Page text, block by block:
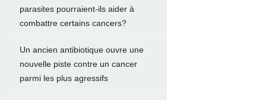
parasites pourraient-ils aider à
combattre certains cancers?
Un ancien antibiotique ouvre une
nouvelle piste contre un cancer
parmi les plus agressifs